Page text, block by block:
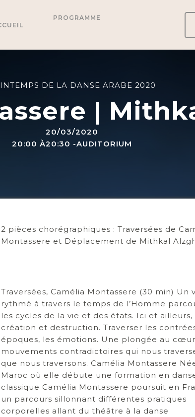
PROGRAMME
DE LA DANSE ARABE 2020
|
20/03/2020
20:00 À20:30 -AUDITORIUM
2 pièces chorégraphiques : Traversées de
Montassere et Déplacement de Mithkal
Traversées, Camélia Montassere (30 min) Un
rythmé à travers le temps de l’Homme
les cycles de la vie et des états. Ici et ailleurs,
création et destruction. Traverser les
époques, les émotions. Une plongée au
mouvements contradictoires qui nous
que nous traversons. Camélia Montassere
Maroc où elle débute une formation en
classique Camélia Montassere poursuit en
un parcours sillonnant différentes pratiques
corporelles allant du théâtre à la danse